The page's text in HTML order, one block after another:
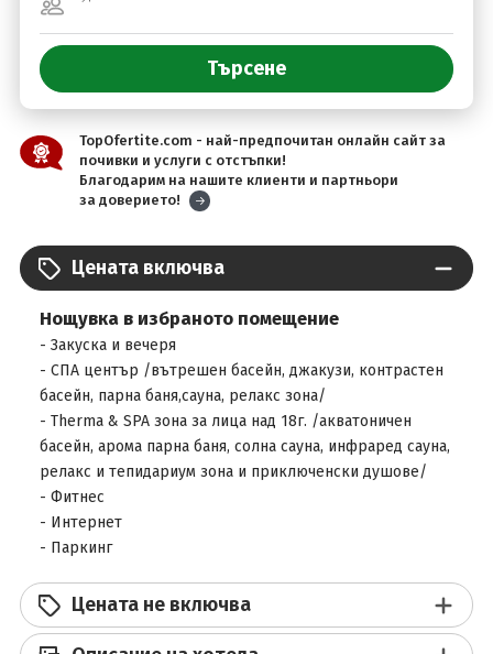
TopOfertite.com - най-предпочитан онлайн сайт за
почивки и услуги с отстъпки!
Благодарим на нашите клиенти и партньори
за доверието!
Цената включва
Нощувка в избраното помещение
- Закуска и вечеря
- СПА център /вътрешен басейн, джакузи, контрастен
басейн, парна баня,сауна, релакс зона/
- Therma & SPA зона за лица над 18г. /акватоничен
басейн, арома парна баня, солна сауна, инфраред сауна,
релакс и тепидариум зона и приключенски душове/
- Фитнес
- Интернет
- Паркинг
Цената не включва